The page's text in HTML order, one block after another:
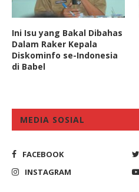
Ini Isu yang Bakal Dibahas
Dalam Raker Kepala
Diskominfo se-Indonesia
di Babel
MEDIA SOSIAL
FACEBOOK
INSTAGRAM